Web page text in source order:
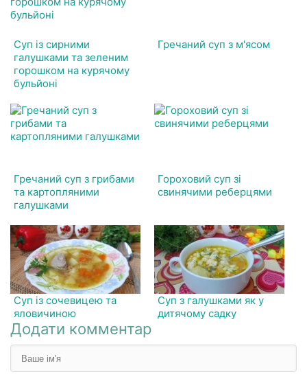
Суп із сирними
галушками та зеленим
горошком на курячому
бульйоні
Гречаний суп з м'ясом
Гречаний суп з грибами
та картопляними
галушками
Гороховий суп зі
свинячими реберцями
Суп із сочевицею та
яловичиною
Суп з галушками як у
дитячому садку
Додати комментар